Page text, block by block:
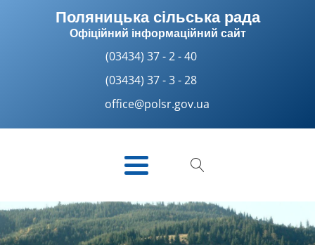
Поляницька сільська рада
Офіційний інформаційний сайт
(03434) 37 - 2 - 40
(03434) 37 - 3 - 28
office@polsr.gov.ua